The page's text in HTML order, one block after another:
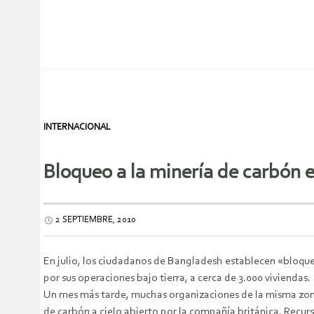
INTERNACIONAL
Bloqueo a la minería de carbón
2 SEPTIEMBRE, 2010
En julio, los ciudadanos de Bangladesh establecen
por sus operaciones bajo tierra, a cerca de 3.000 viviendas.
Un mes más tarde, muchas organizaciones de la misma